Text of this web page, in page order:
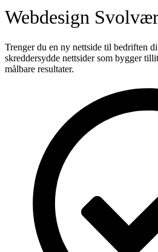
Webdesign
Trenger du en ny nettside til bedriften
skreddersydde nettsider som bygger
målbare resultater.